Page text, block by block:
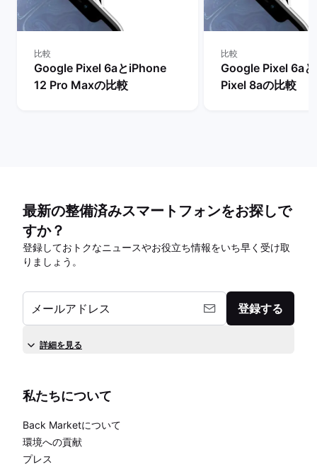
比較
Google Pixel 6aとiPhone
12 Pro Maxの比較
比較
Google Pixel 6a
Pixel 8aの比較
最新の整備済みスマートフォンをお探しで
すか？
登録しておトクなニュースやお役立ち情報をいち早く受け取
りましょう。
メールアドレス 登録する
詳細を見る
私たちについて
Back Marketについて
環境への貢献
プレス